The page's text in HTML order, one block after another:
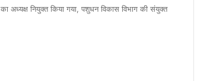
अध्यक्ष नियुक्त किया गया, पशुधन विकास विभाग की संयुक्त